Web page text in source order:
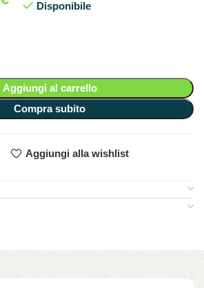
Disponibile
Aggiungi al carrello
Compra subito
Aggiungi alla wishlist